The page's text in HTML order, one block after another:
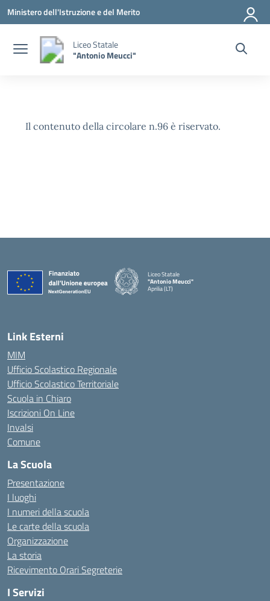
Vai ai contenuti
Vai al menu di navigazione
Vai al footer
Ministero dell'Istruzione e del Merito
Liceo Statale
"Antonio Meucci"
Il contenuto della circolare n.96 è riservato.
Liceo Statale
"Antonio Meucci"
Aprilia (LT)
Link Esterni
MIM
Ufficio Scolastico Regionale
Ufficio Scolastico Territoriale
Scuola in Chiaro
Iscrizioni On Line
Invalsi
Comune
La Scuola
Presentazione
I luoghi
I numeri della scuola
Le carte della scuola
Organizzazione
La storia
Ricevimento Orari Segreterie
I Servizi